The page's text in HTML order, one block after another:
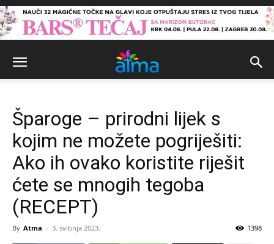
Šparoge – prirodni lijek s
kojim ne možete pogriješiti:
Ako ih ovako koristite riješit
ćete se mnogih tegoba
(RECEPT)
By Atma - 3. svibnja 2023. 1398